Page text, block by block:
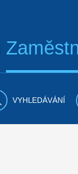
VYHLEDÁVÁNÍ